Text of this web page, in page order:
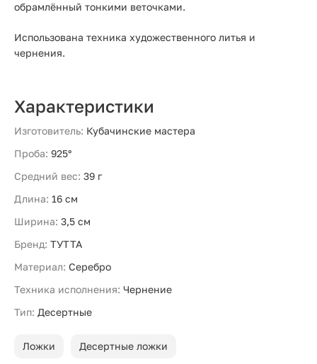
обрамлённый тонкими веточками.
Использована техника художественного литья и
чернения.
Характеристики
Изготовитель: Кубачинские мастера
Проба: 925°
Средний вес: 39 г
Длина: 16 см
Ширина: 3,5 см
Бренд: ТУТТА
Материал: Серебро
Техника исполнения: Чернение
Тип: Десертные
Ложки Десертные ложки